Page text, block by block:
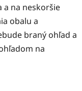
a na neskoršie
obalu a
braný ohľad a
na